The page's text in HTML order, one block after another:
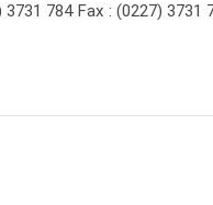
784 Fax : (0227) 3731